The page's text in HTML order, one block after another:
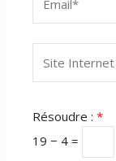
Internet
Résoudre :*
19 − 4 =